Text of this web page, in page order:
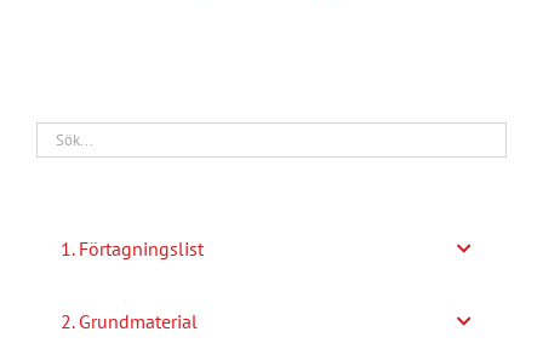
1. Förtagningslist
2. Grundmaterial